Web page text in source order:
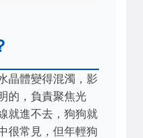
晶體變得混濁，影
的，負責聚焦光
就進不去，狗狗就
很常見，但年輕狗